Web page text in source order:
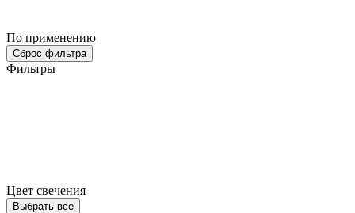
По применению
Сброс фильтра
Фильтры
Цвет свечения
Выбрать все